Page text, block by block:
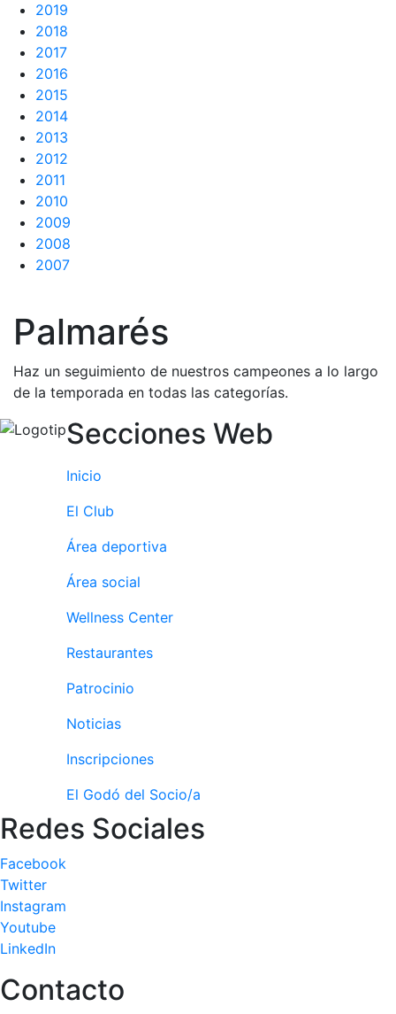
Organización
Junta
directiva
Comisiones
y comités
Estructura
ejecutiva
Fundación
Servicios
Instalaciones
(FAQs)
Trabaja con
Área deportiva
Tenis
Escuela de
tenis
Next Gen
Palmarés
equipos
Leyendas
Jugadores
Competiciones
Campeonato
Cuadros de
Juego
Honor
Histórico del
Campeonato
Social
Normativa
Escuela de
2019
2018
2017
2016
2015
2014
2013
2012
2011
2010
2009
2008
2007
Palmarés
Haz un seguimiento de nuestros campeones a lo largo
de la temporada en todas las categorías.
Secciones Web
Inicio
El Club
Área deportiva
Área social
Wellness Center
Restaurantes
Patrocinio
Noticias
Inscripciones
El Godó del Socio/a
Redes Sociales
Facebook
Twitter
Instagram
Youtube
LinkedIn
Contacto